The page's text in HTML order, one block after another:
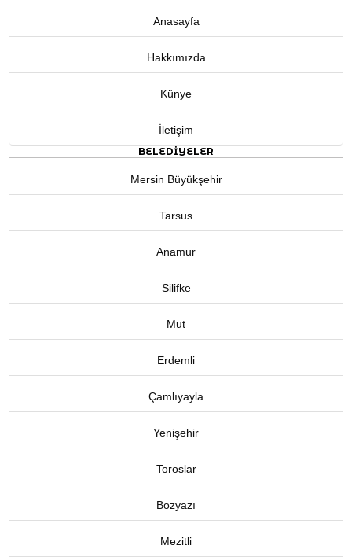
Anasayfa
Hakkımızda
Künye
İletişim
BELEDIYELER
Mersin Büyükşehir
Tarsus
Anamur
Silifke
Mut
Erdemli
Çamlıyayla
Yenişehir
Toroslar
Bozyazı
Mezitli